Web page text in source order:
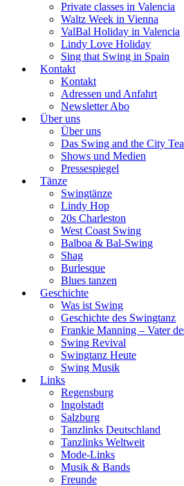
Private classes in Valencia
Waltz Week in Vienna
ValBal Holiday in Valencia
Lindy Love Holiday
Sing that Swing in Spain
Kontakt
Kontakt
Adressen und Anfahrt
Newsletter Abo
Über uns
Über uns
Das Swing and the City
Shows und Medien
Pressespiegel
Tänze
Swingtänze
Lindy Hop
20s Charleston
West Coast Swing
Balboa & Bal-Swing
Shag
Burlesque
Blues tanzen
Geschichte
Was ist Swing
Geschichte des Swingtanz
Frankie Manning – Vater
Swing Revival
Swingtanz Heute
Swing Musik
Links
Regensburg
Ingolstadt
Salzburg
Tanzlinks Deutschland
Tanzlinks Weltweit
Mode-Links
Musik & Bands
Freunde